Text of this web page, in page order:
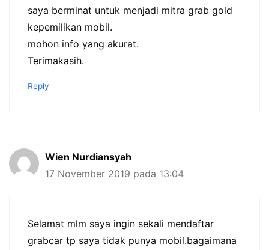
saya berminat untuk menjadi mitra grab gold
kepemilikan mobil.
mohon info yang akurat.
Terimakasih.
Reply
Wien Nurdiansyah
17 November 2019 pada 13:04
Selamat mlm saya ingin sekali mendaftar
grabcar tp saya tidak punya mobil.bagaimana